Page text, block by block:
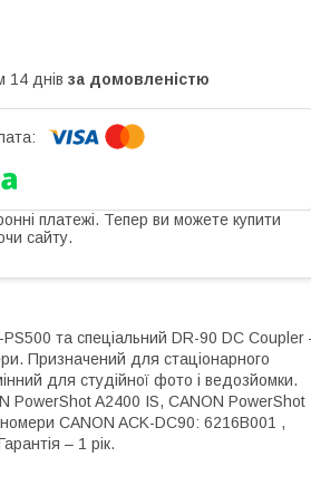
14 днів за домовленістю
платежі. Тепер ви можете купити
сайту.
та спеціальний DR-90 DC Coupler
Призначений для стаціонарного
для студійної фото і ведозйомки.
PowerShot A2400 IS, CANON PowerShot
CANON ACK-DC90: 6216B001 ,
– 1 рік.